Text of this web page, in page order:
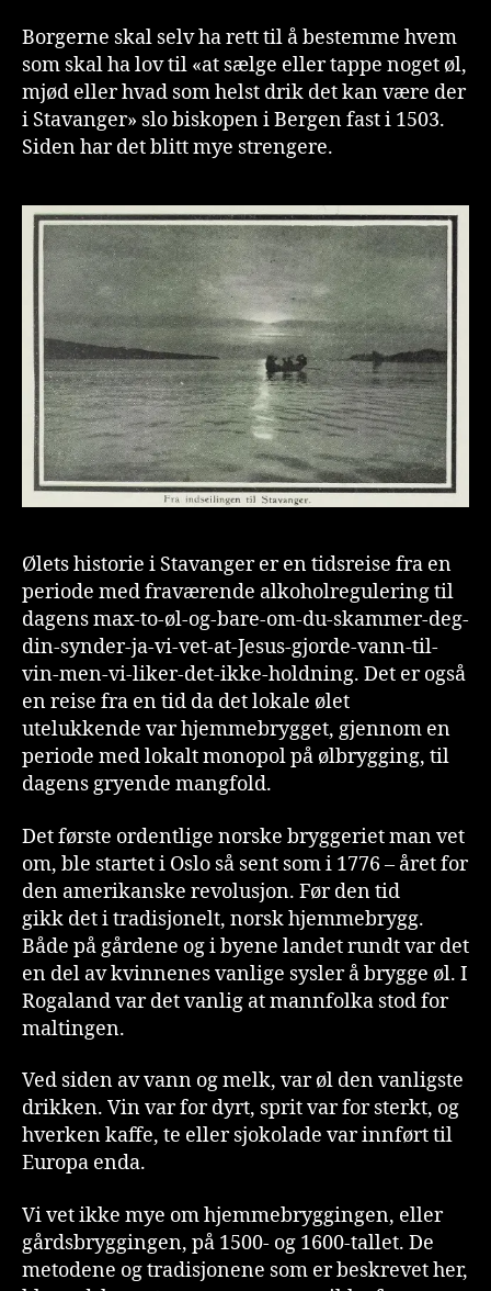
Borgerne skal selv ha rett til å bestemme hvem
som skal ha lov til «at sælge eller tappe noget øl,
mjød eller hvad som helst drik det kan være der
i Stavanger» slo biskopen i Bergen fast i 1503.
Siden har det blitt mye strengere.
Ølets historie i Stavanger er en tidsreise fra en
periode med fraværende alkoholregulering til
dagens max-to-øl-og-bare-om-du-skammer-deg-
din-synder-ja-vi-vet-at-Jesus-gjorde-vann-til-
vin-men-vi-liker-det-ikke-holdning. Det er også
en reise fra en tid da det lokale ølet
utelukkende var hjemmebrygget, gjennom en
periode med lokalt monopol på ølbrygging, til
dagens gryende mangfold.
Det første ordentlige norske bryggeriet man vet
om, ble startet i Oslo så sent som i 1776 – året for
den amerikanske revolusjon. Før den tid
gikk det i tradisjonelt, norsk hjemmebrygg.
Både på gårdene og i byene landet rundt var det
en del av kvinnenes vanlige sysler å brygge øl. I
Rogaland var det vanlig at mannfolka stod for
maltingen.
Ved siden av vann og melk, var øl den vanligste
drikken. Vin var for dyrt, sprit var for sterkt, og
hverken kaffe, te eller sjokolade var innført til
Europa enda.
Vi vet ikke mye om hjemmebryggingen, eller
gårdsbryggingen, på 1500- og 1600-tallet. De
metodene og tradisjonene som er beskrevet her,